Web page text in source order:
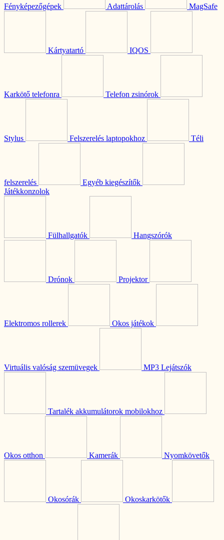
Fényképezőgépek Adattárolás MagSafe
Kártyatartó IQOS
Karkötő telefonra Telefon zsinórok
Stylus Felszerelés laptopokhoz Téli
felszerelés
Egyéb kiegészítők
Játékkonzolok
Fülhallgatók Hangszórók
Drónok Projektor
Elektromos rollerek Okos játékok
Virtuális valóság szemüvegek MP3 Lejátszók
Tartalék akkumulátorok mobilokhoz
Okos otthon Kamerák Nyomkövetők
Okosórák Okoskarkötők